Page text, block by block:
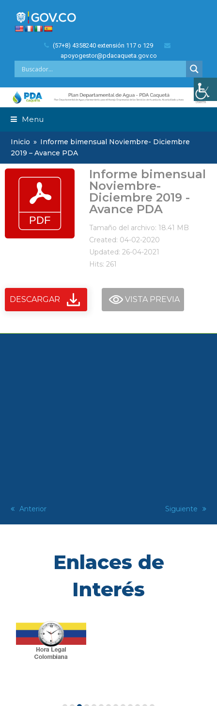
(57+8) 4358240 extensión 117 o 129
apoyogestor@pdacaqueta.gov.co
Menu
Inicio » Informe bimensual Noviembre- Diciembre
2019 – Avance PDA
Informe bimensual
Noviembre-
Diciembre 2019 -
Avance PDA
Tamaño del archivo: 18.41 MB
Created: 04-02-2020
Updated: 26-04-2021
Hits: 261
DESCARGAR VISTA PREVIA
previous
Anterior
next
Siguiente
Enlaces de
Interés